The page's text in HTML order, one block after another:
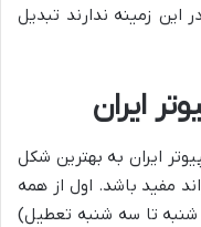
زمینه ندارند تبدیل
ایران
ایران به بهترین شکل
مفید باشد. اول از همه
شنبه تا سه شنبه تعطیل)